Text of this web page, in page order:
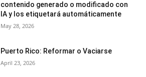
contenido generado o modificado con
IA y los etiquetará automáticamente
May 28, 2026
Puerto Rico: Reformar o Vaciarse
April 23, 2026